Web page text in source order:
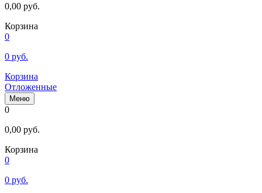
0,00 руб.
Корзина
0
0 руб.
Корзина
Отложенные
Меню
0
0,00 руб.
Корзина
0
0 руб.